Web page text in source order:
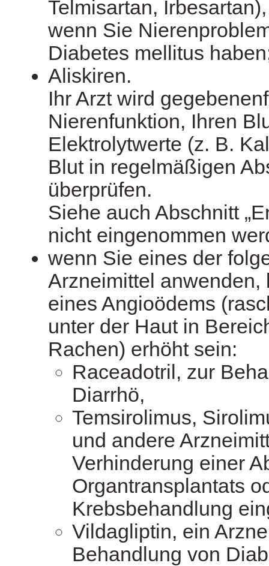
Telmisartan,
wenn Sie
Diabetes mellitus
Aliskiren.
Ihr Arzt wird
Nierenfunktion, Ihren
Elektrolytwerte (z. B.
Blut in regelmäßigen
überprüfen.
Siehe auch Abschnitt
nicht eingenommen
wenn Sie eines der
Arzneimittel anwenden,
eines Angioödems
unter der Haut in
Rachen) erhöht sein:
Raceadotril, zur
Diarrhö,
Temsirolimus,
und andere
Verhinderung einer
Organtransplantats
Krebsbehandlung
Vildagliptin, ein
Behandlung von